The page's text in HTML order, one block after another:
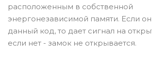
расположенным в собственной
энергонезависимой памяти. Если
данный код, то дает сигнал на
если нет - замок не открывается.